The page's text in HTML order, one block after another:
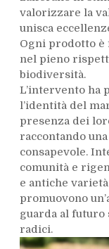
valorizzare la
unisca
Ogni prodotto è
nel pieno
biodiversità.
L’intervento ha
l’identità del
presenza dei
raccontando
consapevole.
comunità e
e antiche
promuovono
guarda al futuro
radici.